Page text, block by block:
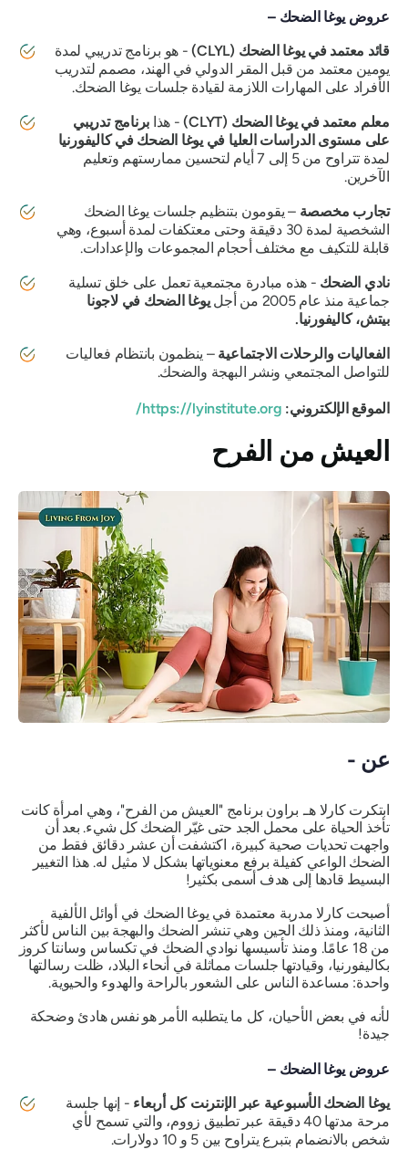
عروض يوغا الضحك –
قائد معتمد في يوغا الضحك (CLYL)
- هو برنامج تدريبي لمدة
يومين معتمد من قبل المقر الدولي في الهند، مصمم لتدريب
الأفراد على المهارات اللازمة لقيادة جلسات يوغا الضحك.
معلم معتمد في يوغا الضحك (CLYT)
- هذابرنامج تدريبي
على مستوى الدراسات العليا في يوغا الضحك في كاليفورنيا
لمدة تتراوح من 5 إلى 7 أيام لتحسين ممارستهم وتعليم
الآخرين.
تجارب مخصصة– يقومون بتنظيم جلسات يوغا الضحك
الشخصية لمدة 30 دقيقة وحتى معتكفات لمدة أسبوع، وهي
قابلة للتكيف مع مختلف أحجام المجموعات والإعدادات.
نادي الضحك- هذه مبادرة مجتمعية تعمل على خلق تسلية
جماعية منذ عام 2005 من أجل
يوغا الضحك في لاجونا
بيتش، كاليفورنيا.
الفعاليات والرحلات الاجتماعية– ينظمون بانتظام فعاليات
للتواصل المجتمعي ونشر البهجة والضحك.
الموقع الإلكتروني: https://lyinstitute.org/
العيش من الفرح
عن -
ابتكرت كارلا هـ. براون برنامج "العيش من الفرح"، وهي امرأة كانت
تأخذ الحياة على محمل الجد حتى غيّر الضحك كل شيء. بعد أن
واجهت تحديات صحية كبيرة، اكتشفت أن عشر دقائق فقط من
الضحك الواعي كفيلة برفع معنوياتها بشكل لا مثيل له. هذا التغيير
البسيط قادها إلى هدف أسمى بكثير!
أصبحت كارلا مدربة معتمدة في يوغا الضحك في أوائل الألفية
الثانية، ومنذ ذلك الحين وهي تنشر الضحك والبهجة بين الناس لأكثر
من 18 عامًا. ومنذ تأسيسها نوادي الضحك في تكساس وسانتا كروز
بكاليفورنيا، وقيادتها جلسات مماثلة في أنحاء البلاد، ظلت رسالتها
واحدة: مساعدة الناس على الشعور بالراحة والهدوء والحيوية.
لأنه في بعض الأحيان، كل ما يتطلبه الأمر هو نفس هادئ وضحكة
جيدة!
عروض يوغا الضحك –
يوغا الضحك الأسبوعية عبر الإنترنت كل أربعاء- إنها جلسة
مرحة مدتها 40 دقيقة عبر تطبيق زووم، والتي تسمح لأي
شخص بالانضمام بتبرع يتراوح بين 5 و 10 دولارات.